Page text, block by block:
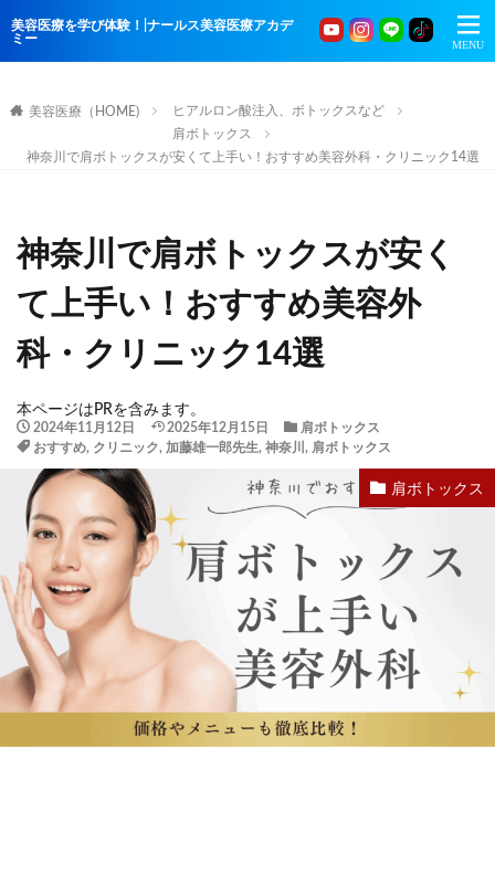
美容医療を学び体験！|ナールス美容医療アカデ
ミー
美容医療（HOME)
ヒアルロン酸注入、ボトックスなど
肩ボトックス
神奈川で肩ボトックスが安くて上手い！おすすめ美容外科・クリニック14選
神奈川で肩ボトックスが安く
て上手い！おすすめ美容外
科・クリニック14選
本ページはPRを含みます。
2024年11月12日 2025年12月15日
肩ボトックス
おすすめ, クリニック, 加藤雄一郎先生, 神奈川 , 肩ボトックス
肩ボトックス